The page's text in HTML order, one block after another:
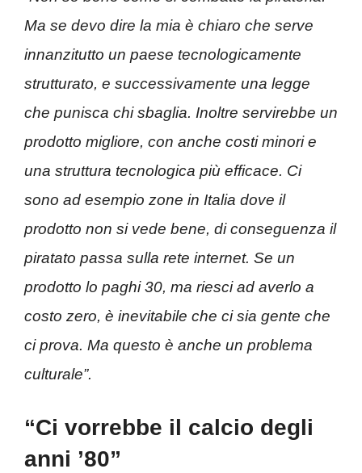
Ma se devo dire la mia è chiaro che serve
innanzitutto un paese tecnologicamente
strutturato, e successivamente una legge
che punisca chi sbaglia. Inoltre servirebbe un
prodotto migliore, con anche costi minori e
una struttura tecnologica più efficace. Ci
sono ad esempio zone in Italia dove il
prodotto non si vede bene, di conseguenza il
piratato passa sulla rete internet. Se un
prodotto lo paghi 30, ma riesci ad averlo a
costo zero, è inevitabile che ci sia gente che
ci prova. Ma questo è anche un problema
culturale”.
“Ci vorrebbe il calcio degli
anni ’80”